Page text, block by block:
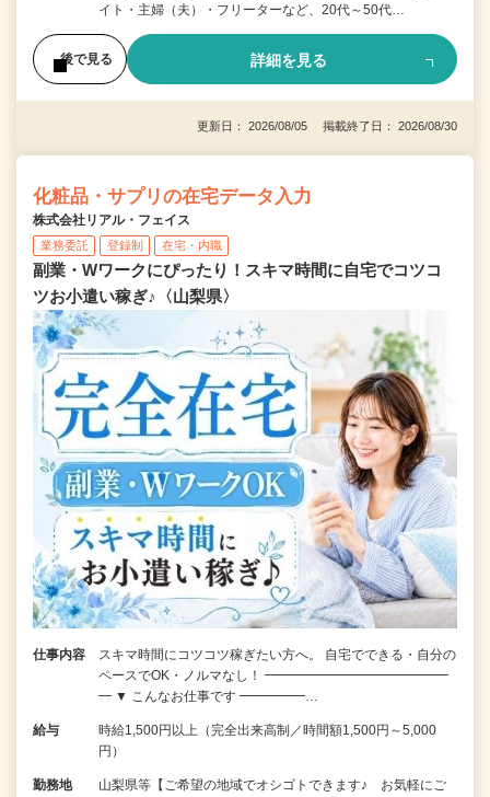
イト・主婦（夫）・フリーターなど、20代～50代…
後で見る 詳細を見る
更新日： 2026/08/05 掲載終了日： 2026/08/30
化粧品・サプリの在宅データ入力
株式会社リアル・フェイス
業務委託 登録制 在宅・内職
副業・Wワークにぴったり！スキマ時間に自宅でコツコ
ツお小遣い稼ぎ♪〈山梨県〉
仕事内容
スキマ時間にコツコツ稼ぎたい方へ。 自宅でできる・自分の
ペースでOK・ノルマなし！ ━━━━━━━━━━━━━━
━ ▼ こんなお仕事です ━━━━━…
給与
時給1,500円以上（完全出来高制／時間額1,500円～5,000
円）
勤務地
山梨県等【ご希望の地域でオシゴトできます♪ お気軽にご